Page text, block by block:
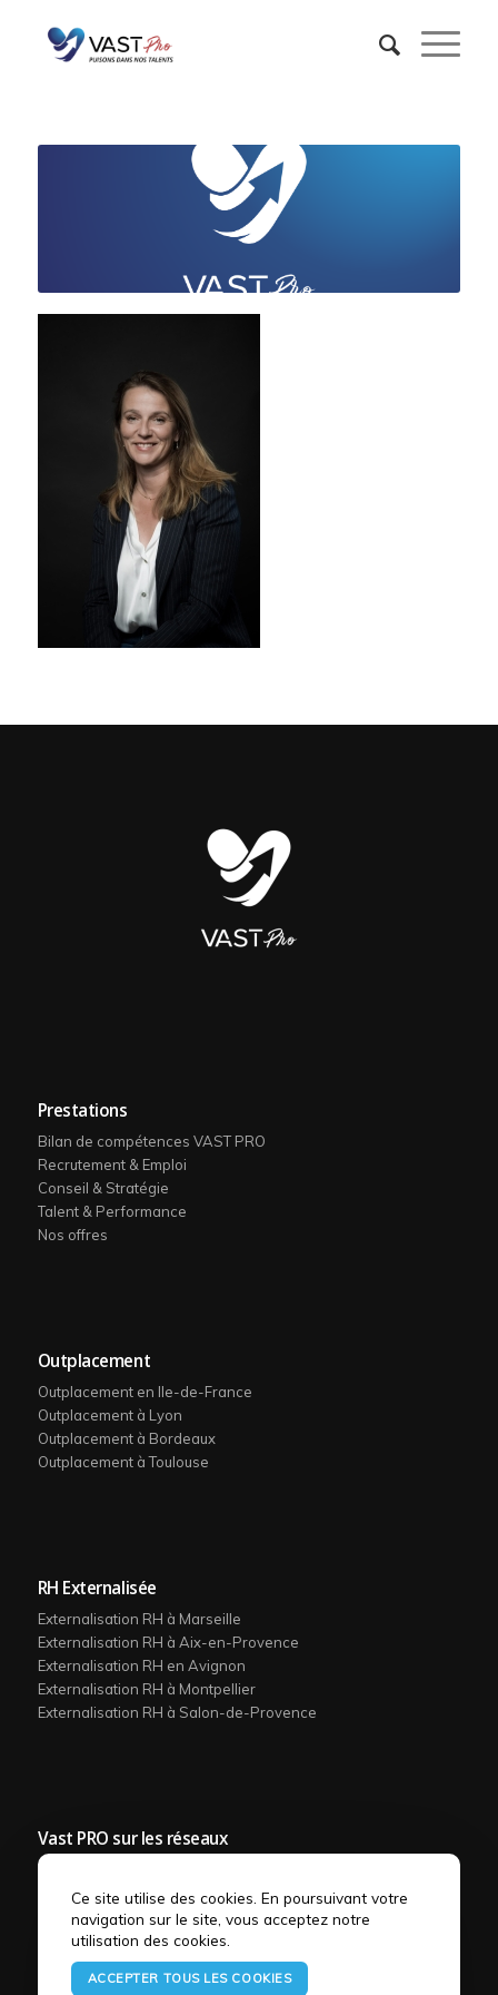
Prestations
Bilan de compétences VAST PRO
Recrutement & Emploi
Conseil & Stratégie
Talent & Performance
Nos offres
Outplacement
Outplacement en Ile-de-France
Outplacement à Lyon
Outplacement à Bordeaux
Outplacement à Toulouse
RH Externalisée
Externalisation RH à Marseille
Externalisation RH à Aix-en-Provence
Externalisation RH en Avignon
Externalisation RH à Montpellier
Externalisation RH à Salon-de-Provence
Vast PRO sur les réseaux
Ce site utilise des cookies. En poursuivant votre
navigation sur le site, vous acceptez notre
utilisation des cookies.
ACCEPTER TOUS LES COOKIES